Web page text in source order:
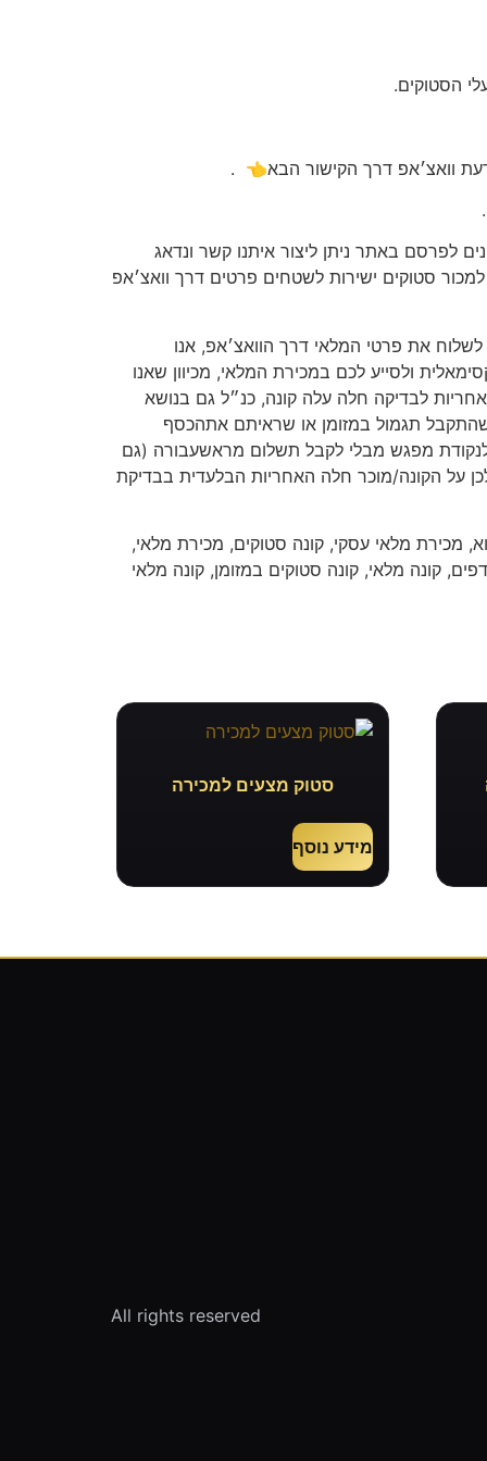
הסטוקים.
וואצ׳אפ דרך הקישור הבא👈 .
לפרסם באתר ניתן ליצור איתנו קשר ונדאג
סטוקים ישירות לשטחים פרטים דרך וואצ׳אפ
לשלוח את פרטי המלאי דרך הוואצ׳אפ, אנו
ולסייע לכם במכירת המלאי, מכיוון שאנו
לבדיקה חלה עלה קונה, כנ״ל גם בנושא
תגמול במזומן או שראיתם אתהכסף
מפגש מבלי לקבל תשלום מראשעבורה (גם
על הקונה/מוכר חלה האחריות הבלעדית בבדיקת
מכירת מלאי עסקי, קונה סטוקים, מכירת מלאי,
קונה מלאי, קונה סטוקים במזומן, קונה מלאי
סטוק מצעים למכירה
מידע נוסף
All rights reserved